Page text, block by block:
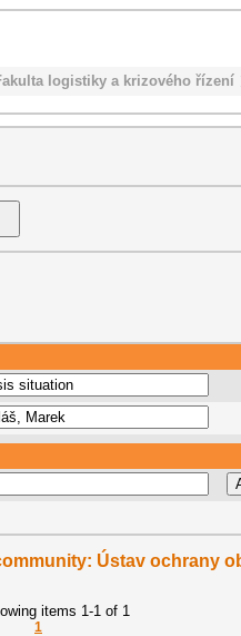
logistiky a krizového řízení
Ústav ochrany
items 1-1 of 1
1